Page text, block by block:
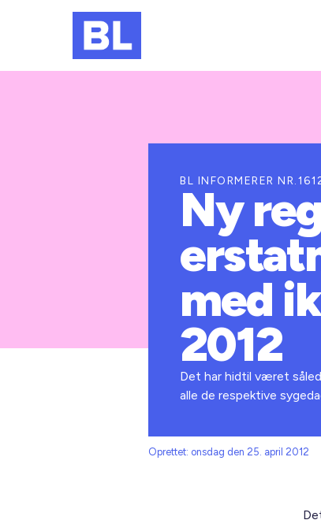
BL INFORMERER
Ny
med
2012
Det har hidtil været
alle de respektive
Oprettet: onsdag den 25. april 2012